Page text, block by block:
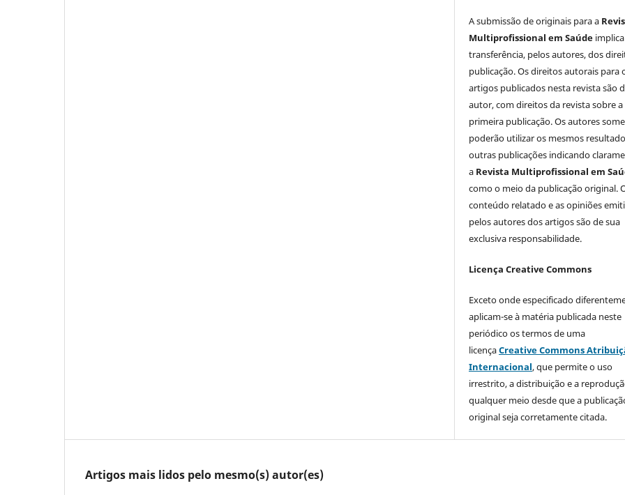
A submissão de originais para a
Multiprofissional em Saúde
transferência, pelos autores, dos
publicação. Os direitos autorais para
artigos publicados nesta revista são
autor, com direitos da revista sobre a
primeira publicação. Os autores
poderão utilizar os mesmos
outras publicações indicando
a Revista Multiprofissional em
como o meio da publicação original.
conteúdo relatado e as opiniões
pelos autores dos artigos são de sua
exclusiva responsabilidade.
Licença Creative Commons
Exceto onde especificado
aplicam-se à matéria publicada neste
periódico os termos de uma
licençaCreative Commons
Internacional, que permite o uso
irrestrito, a distribuição e a
qualquer meio desde que a
original seja corretamente citada.
Artigos mais lidos pelo mesmo(s) autor(es)